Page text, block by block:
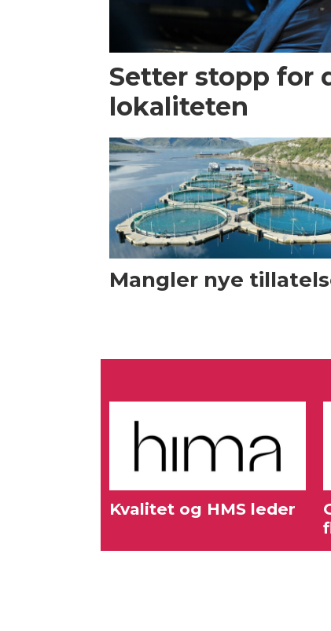
Setter stopp for
lokaliteten
Mangler nye
Kvalitet og HMS leder